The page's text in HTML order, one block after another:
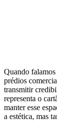
Quando
prédios
transmitir
representa o
manter esse
a estética, mas